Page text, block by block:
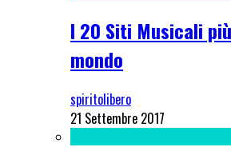
I 20 Siti Musicali
mondo
spiritolibero
21 Settembre 2017